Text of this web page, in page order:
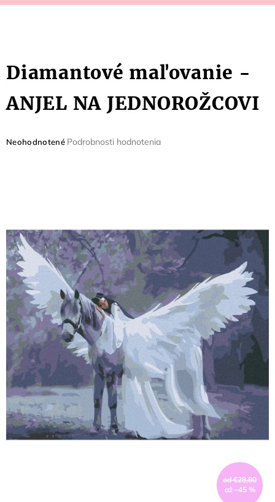
Diamantové maľovanie -
ANJEL NA JEDNOROŽCOVI
Priemerné
Neohodnotené Podrobnosti hodnotenia
od €28,80
až –45 %